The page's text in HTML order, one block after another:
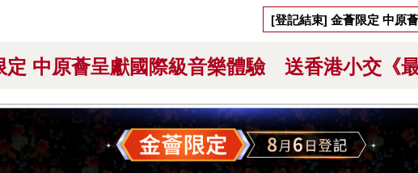
[登記結束] 金薈限定 中原
定 中原薈呈獻國際級音樂體驗 送香港小交《